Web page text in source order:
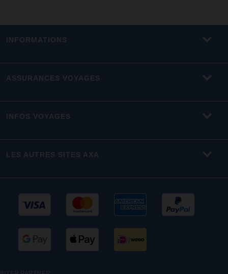
INFORMATIONS
ASSURANCES VOYAGES
INFOS VOYAGES
LES AUTRES SITES AXA